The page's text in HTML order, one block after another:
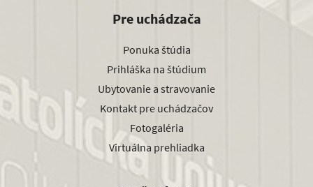
Pre uchádzača
Ponuka štúdia
Prihláška na štúdium
Ubytovanie a stravovanie
Kontakt pre uchádzačov
Fotogaléria
Virtuálna prehliadka